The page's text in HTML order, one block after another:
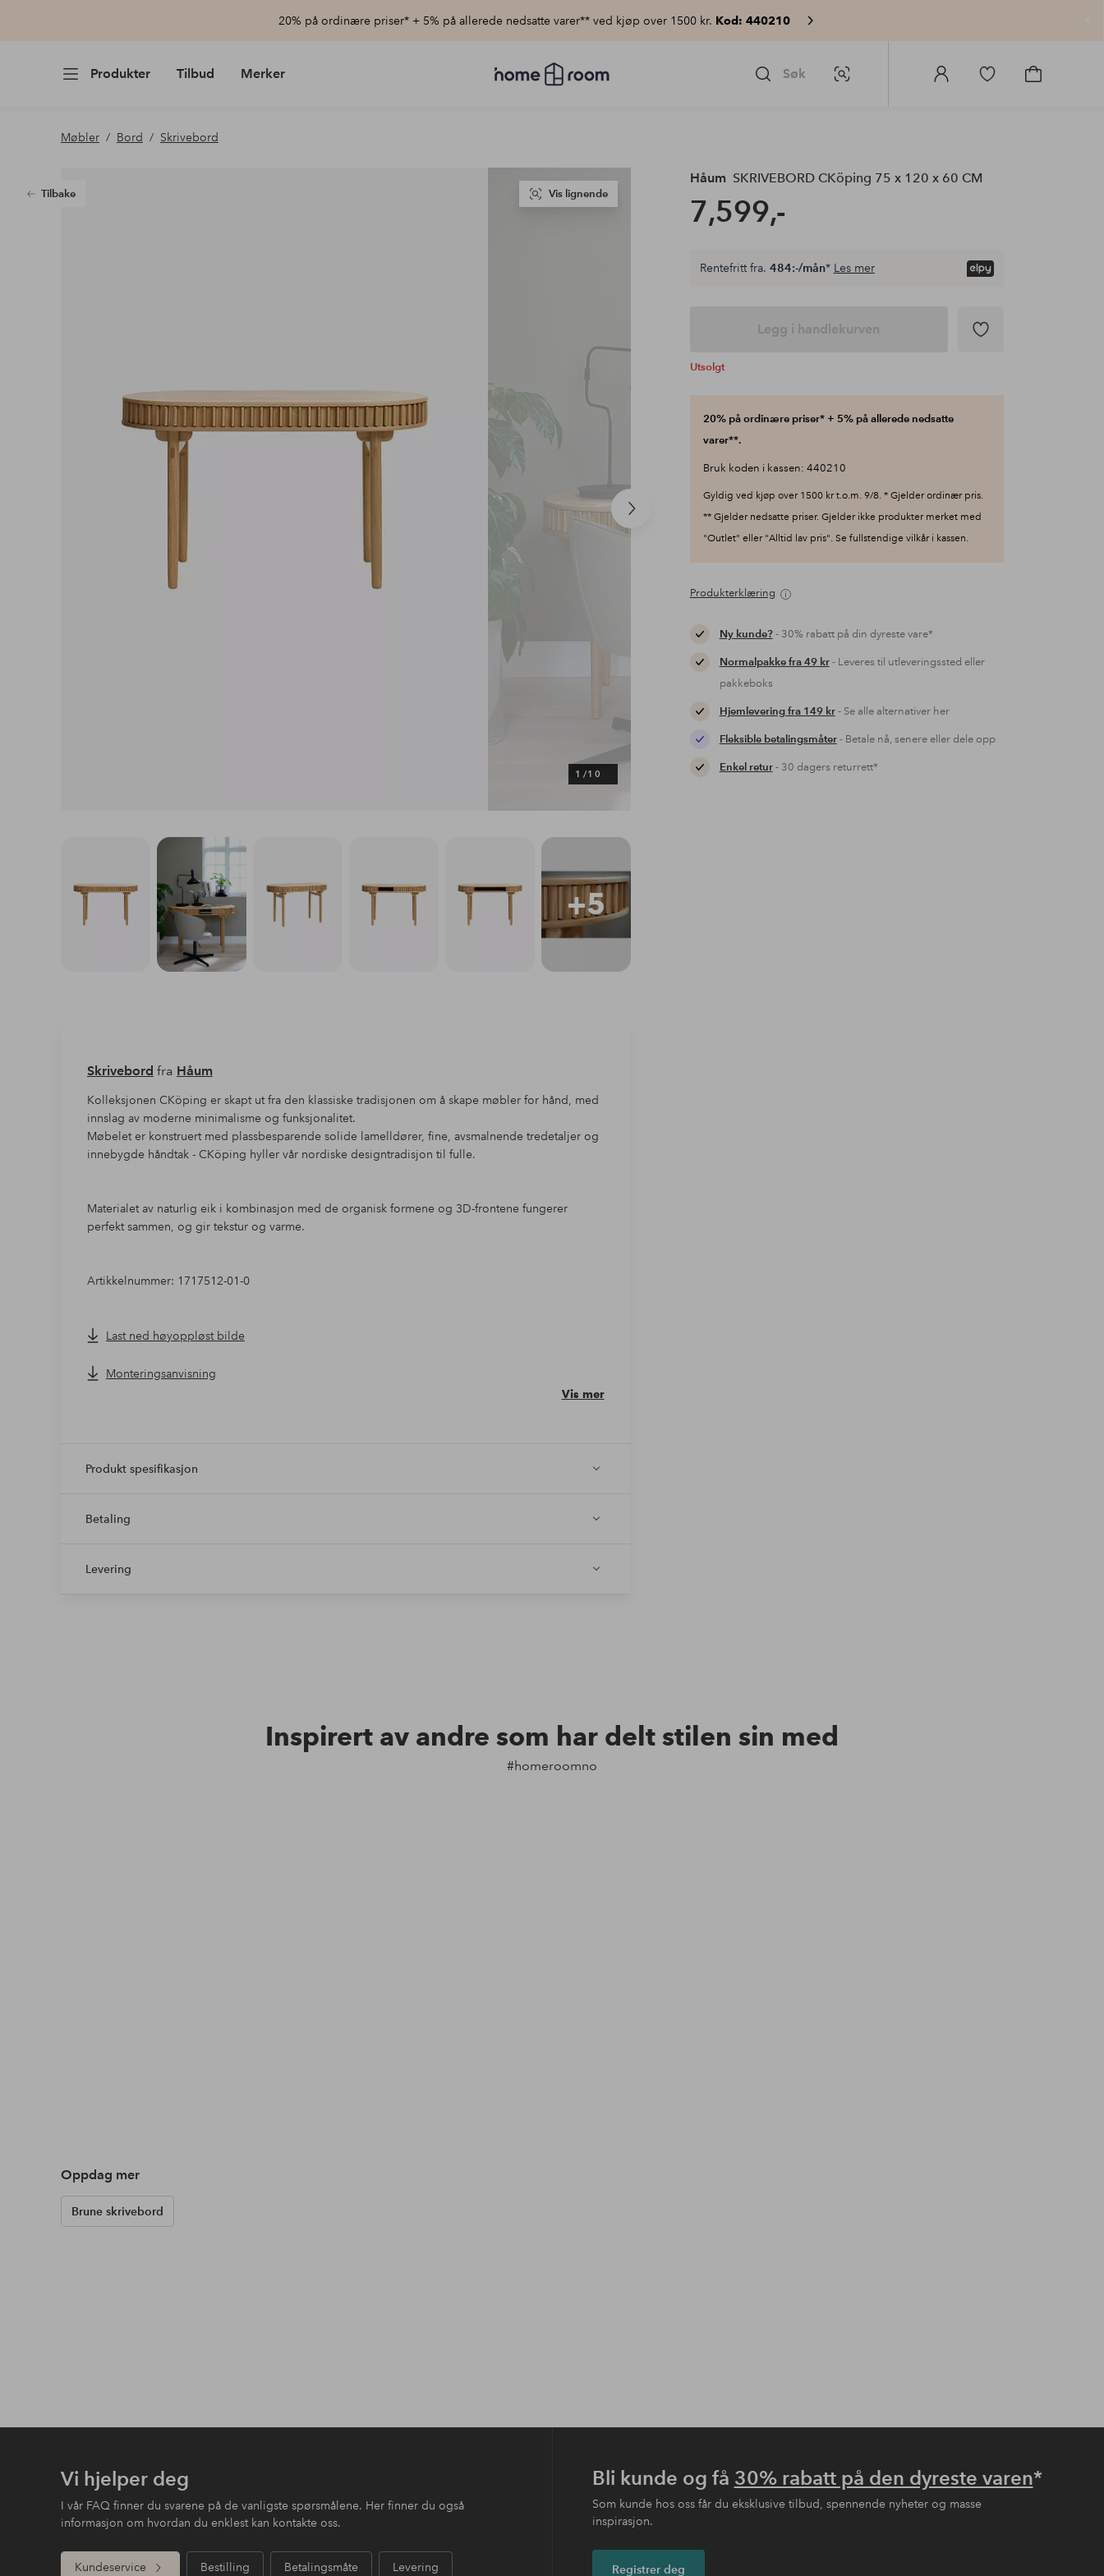
20% på ordinære priser* + 5% på allerede nedsatte varer** ved kjøp over 1500 kr. Kod: 440210
Produkter Tilbud Merker
Homeroom
–
pris
Søk Bildesøk
Logg
Gå
Gå
Møbler Bord Skrivebord
Tilbake
Neste
produkt
1 /10
Vis lignende
Håum SKRIVEBORD CKöping 75 x 120 x 60 CM
7,599,-
Rentefritt fra. 484:-/mån* Les mer
Legg i handlekurven
Utsolgt
20% på ordinære priser* + 5% på allerede nedsatte
varer**.
Bruk koden i kassen: 440210
Gyldig ved kjøp over 1500 kr t.o.m. 9/8. * Gjelder ordinær pris.
** Gjelder nedsatte priser. Gjelder ikke produkter merket med
"Outlet" eller "Alltid lav pris". Se fullstendige vilkår i kassen.
Produkterklæring
Ny kunde?- 30% rabatt på din dyreste vare*
Normalpakke fra 49 kr- Leveres til utleveringssted eller
pakkeboks
Hjemlevering fra 149 kr- Se alle alternativer her
Fleksible betalingsmåter- Betale nå, senere eller dele opp
Enkel retur- 30 dagers returrett*
+5
Skrivebord fra Håum
Kolleksjonen CKöping er skapt ut fra den klassiske tradisjonen om å skape møbler for hånd, med
innslag av moderne minimalisme og funksjonalitet.
Møbelet er konstruert med plassbesparende solide lamelldører, fine, avsmalnende tredetaljer og
innebygde håndtak - CKöping hyller vår nordiske designtradisjon til fulle.
Materialet av naturlig eik i kombinasjon med de organisk formene og 3D-frontene fungerer
perfekt sammen, og gir tekstur og varme.
Artikkelnummer: 1717512-01-0
Last ned høyoppløst bilde
Monteringsanvisning
Vis mer
Produkt spesifikasjon
Betaling
Levering
Inspirert av andre som har delt stilen sin med
#homeroomno
Oppdag mer
Brune skrivebord
Vi hjelper deg
I vår FAQ finner du svarene på de vanligste spørsmålene. Her finner du også
informasjon om hvordan du enklest kan kontakte oss.
Kundeservice Bestilling Betalingsmåte Levering
Bli kunde og få 30% rabatt på den dyreste varen*
Som kunde hos oss får du eksklusive tilbud, spennende nyheter og masse
inspirasjon.
Registrer deg